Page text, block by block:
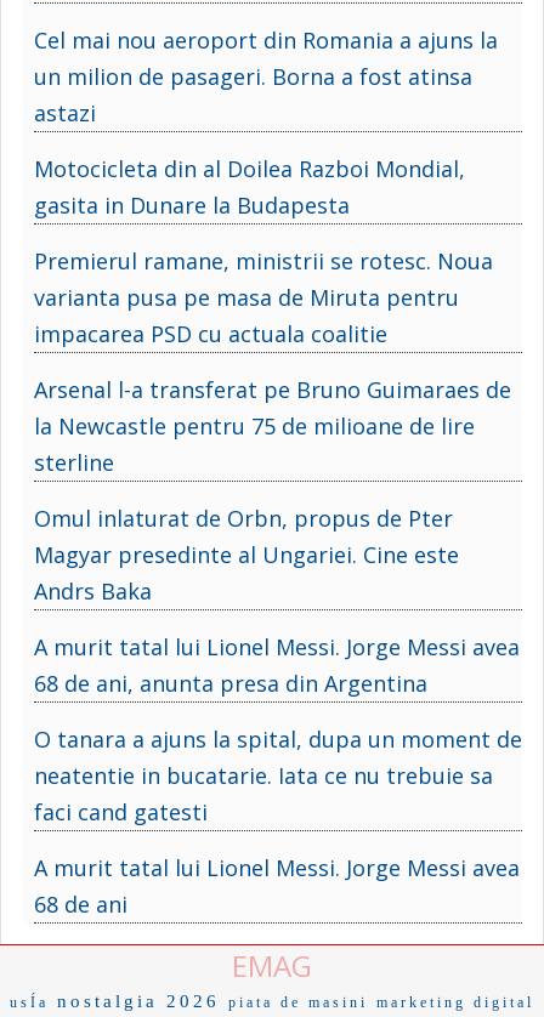
Cel mai nou aeroport din Romania a ajuns la
un milion de pasageri. Borna a fost atinsa
astazi
Motocicleta din al Doilea Razboi Mondial,
gasita in Dunare la Budapesta
Premierul ramane, ministrii se rotesc. Noua
varianta pusa pe masa de Miruta pentru
impacarea PSD cu actuala coalitie
Arsenal l-a transferat pe Bruno Guimaraes de
la Newcastle pentru 75 de milioane de lire
sterline
Omul inlaturat de Orbn, propus de Pter
Magyar presedinte al Ungariei. Cine este
Andrs Baka
A murit tatal lui Lionel Messi. Jorge Messi avea
68 de ani, anunta presa din Argentina
O tanara a ajuns la spital, dupa un moment de
neatentie in bucatarie. Iata ce nu trebuie sa
faci cand gatesti
A murit tatal lui Lionel Messi. Jorge Messi avea
68 de ani
EMAG
usÍa nostalgia 2026 piata de masini marketing digital